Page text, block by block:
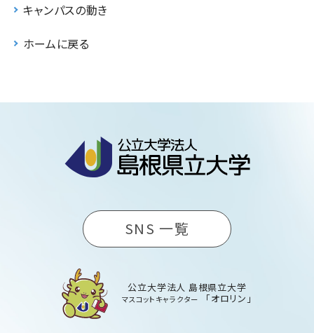
キャンパスの動き
ホームに戻る
SNS 一覧
公立大学法人 島根県立大学
マスコットキャラクター 「オロリン」